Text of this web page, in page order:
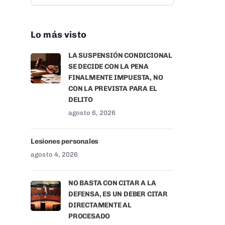
Lo más visto
LA SUSPENSIÓN CONDICIONAL
SE DECIDE CON LA PENA
FINALMENTE IMPUESTA, NO
CON LA PREVISTA PARA EL
DELITO
agosto 6, 2026
Lesiones personales
agosto 4, 2026
NO BASTA CON CITAR A LA
DEFENSA, ES UN DEBER CITAR
DIRECTAMENTE AL
PROCESADO